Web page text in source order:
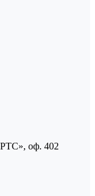
оф. 402